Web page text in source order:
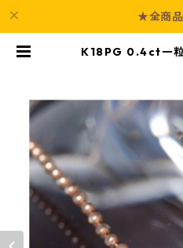
★全商品
K18PG 0.4ct一
ース |